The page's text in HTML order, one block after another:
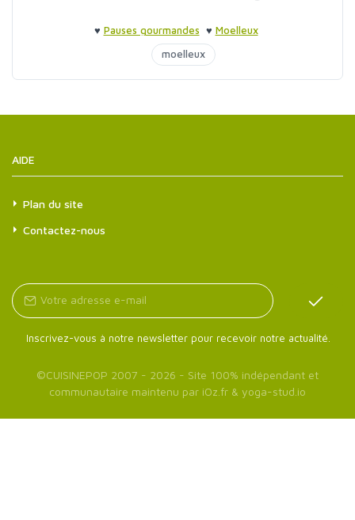
♥ Pauses gourmandes ♥ Moelleux
moelleux
AIDE
Plan du site
Contactez-nous
Inscrivez-vous à notre newsletter pour recevoir notre actualité.
©CUISINEPOP 2007 - 2026 - Site 100% indépendant et
communautaire maintenu par iOz.fr & yoga-stud.io